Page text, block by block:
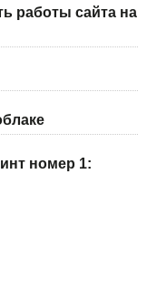
работы сайта на
номер 1: